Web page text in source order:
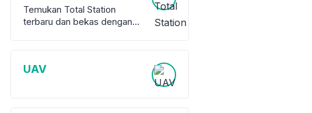
Temukan Total Station
terbaru dan bekas dengan
peralatan survey berkualitas
UAV